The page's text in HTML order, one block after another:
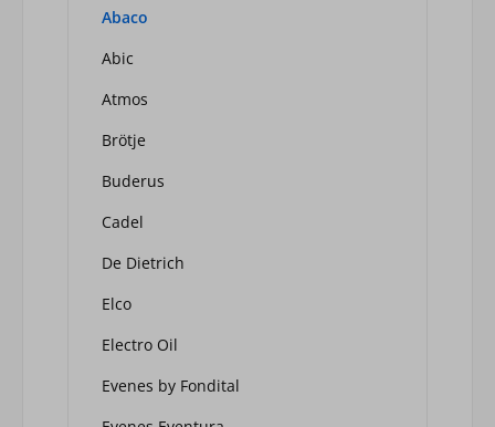
Abaco
Abic
Atmos
Brötje
Buderus
Cadel
De Dietrich
Elco
Electro Oil
Evenes by Fondital